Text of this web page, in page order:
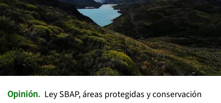
Opinión Ley SBAP, áreas protegidas y conservación